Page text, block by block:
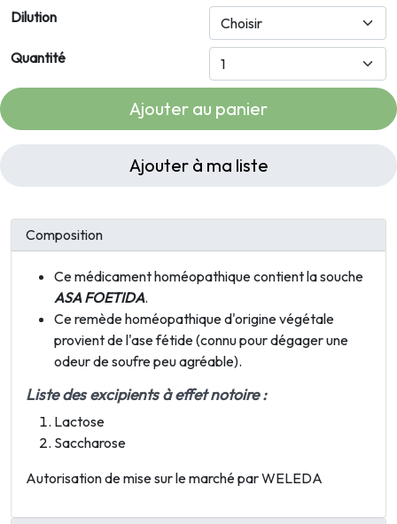
Dilution
Quantité
Ajouter au panier
Ajouter à ma liste
Composition
Ce médicament homéopathique contient la souche
ASA FOETIDA.
Ce remède homéopathique d'origine végétale
provient de l'ase fétide (connu pour dégager une
odeur de soufre peu agréable).
Liste des excipients à effet notoire :
Lactose
Saccharose
Autorisation de mise sur le marché par WELEDA